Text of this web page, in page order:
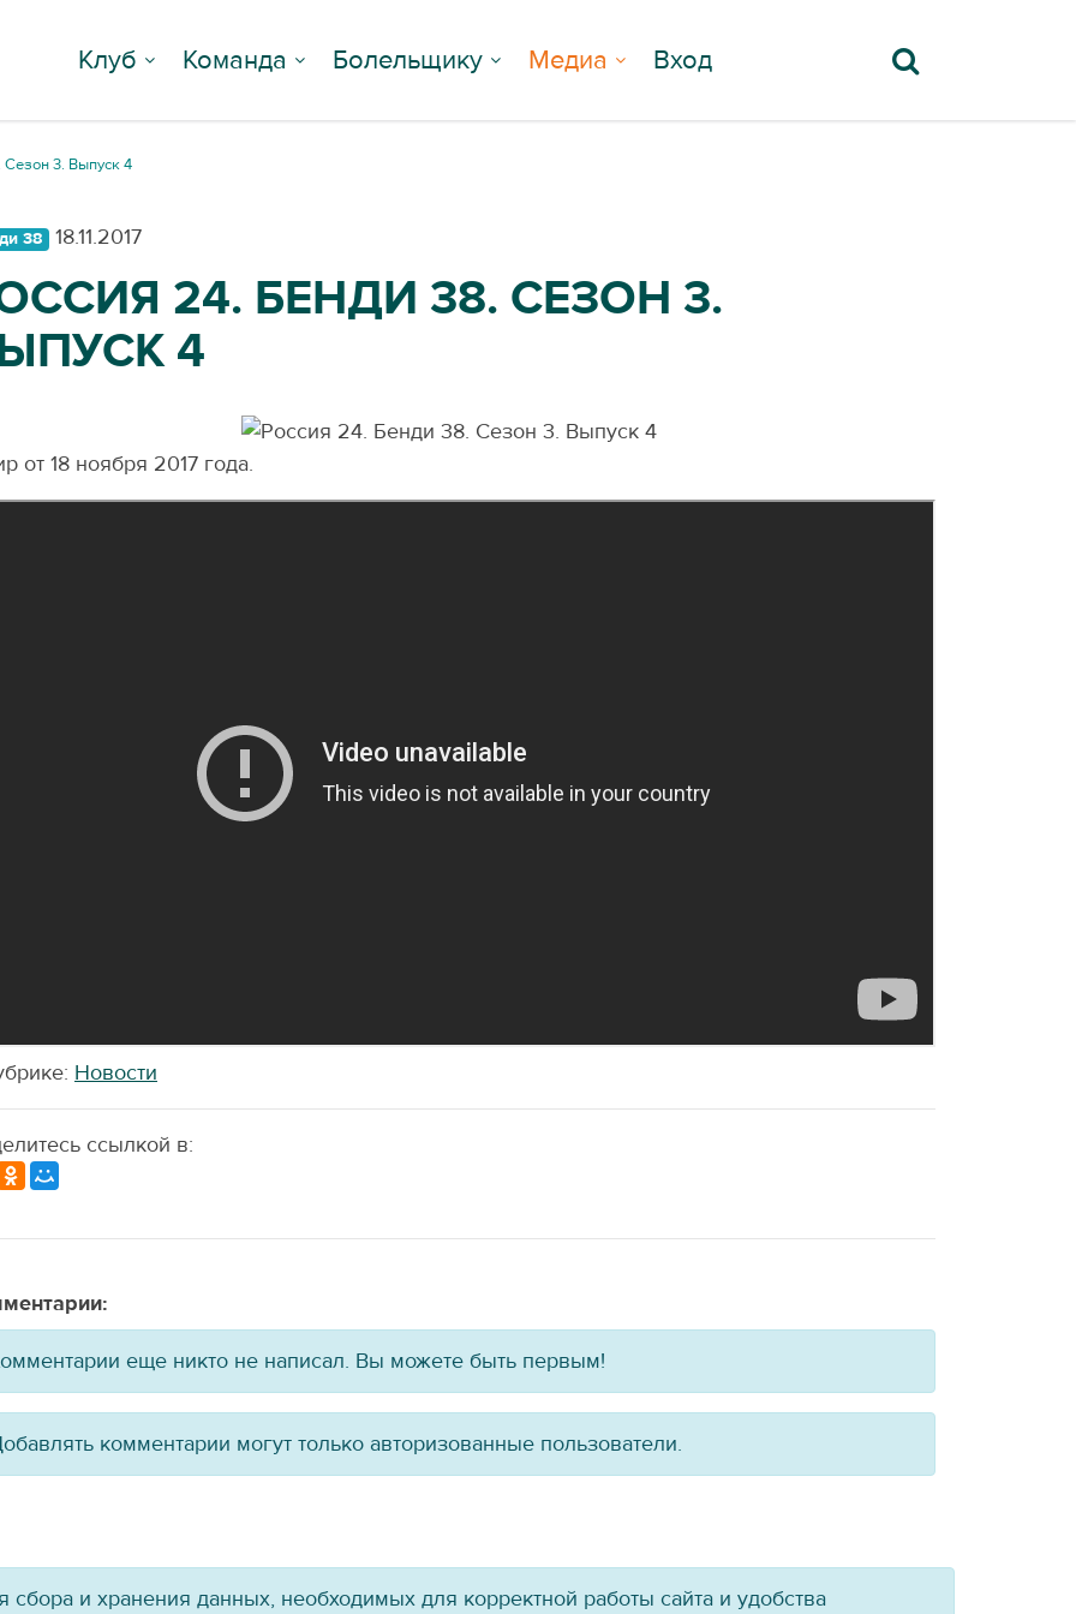
Клуб Команда Болельщику Медиа Вход
Сезон 3. Выпуск 4
38 18.11.2017
24. БЕНДИ 38. СЕЗОН 3.
4
от 18 ноября 2017 года.
Новости
ссылкой в:
еще никто не написал. Вы можете быть первым!
комментарии могут только авторизованные пользователи.
сбора и хранения данных, необходимых для корректной работы сайта и удобства